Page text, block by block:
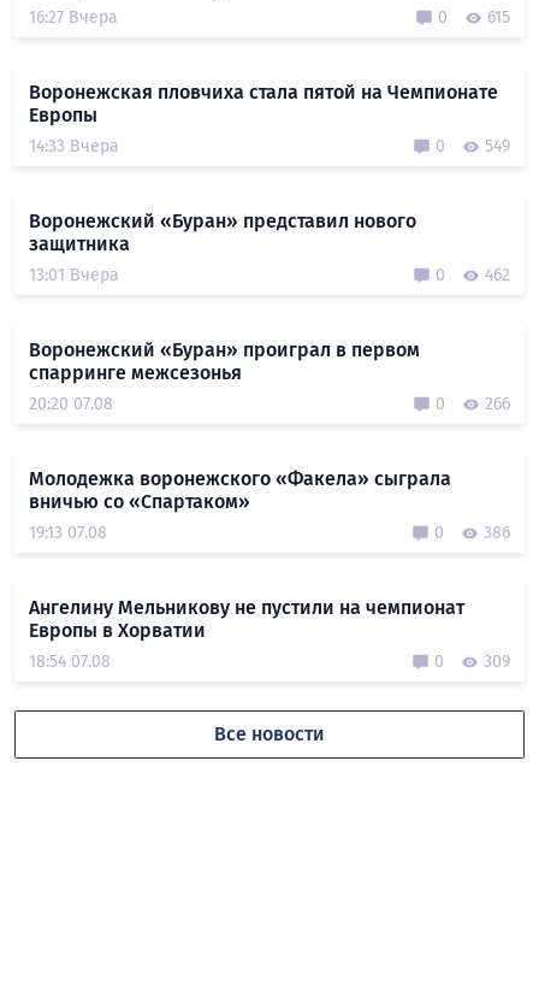
16:27 Вчера 0 615
Воронежская пловчиха стала пятой на Чемпионате
Европы
14:33 Вчера 0 549
Воронежский «Буран» представил нового
защитника
13:01 Вчера 0 462
Воронежский «Буран» проиграл в первом
спарринге межсезонья
20:20 07.08 0 266
Молодежка воронежского «Факела» сыграла
вничью со «Спартаком»
19:13 07.08 0 386
Ангелину Мельникову не пустили на чемпионат
Европы в Хорватии
18:54 07.08 0 309
Все новости